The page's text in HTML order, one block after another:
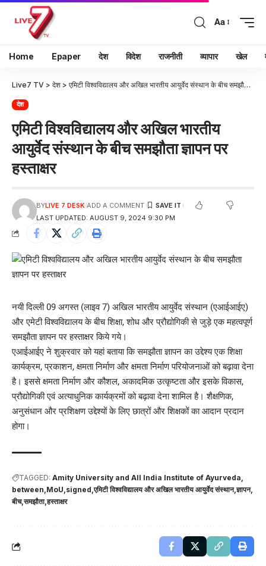
Aa
Home Epaper देश विदेश राजनीती व्यापार खेल
Live7 TV > देश > एमिटी विश्वविद्यालय और अखिल भारतीय आयुर्वेद संस्थान के बीच समझौता ज्ञापन पर हस्ताक्षर
देश
एमिटी विश्वविद्यालय और अखिल भारतीय
आयुर्वेद संस्थान के बीच समझौता ज्ञापन पर
हस्ताक्षर
LAST UPDATED: AUGUST 9, 2024 9:30 PM
BYLIVE 7 DESK ADD A COMMENT
नयी दिल्ली 09 अगस्त (लाइव 7) अखिल भारतीय आयुर्वेद संस्थान (एआईआईए)
और एमेटी विश्वविद्यालय के बीच शिक्षा, शोध और प्रौद्योगिकी से जुड़े एक महत्वपूर्ण
समझौता ज्ञापन पर हस्ताक्षर किये गये।
एआईआईए ने शुक्रवार को यहां बताया कि समझौता ज्ञापन का उद्देश्य एक शिक्षा
कार्यक्रम, प्रकाशन, क्षमता निर्माण और क्षमता निर्माण परियोजनाओं को बढ़ावा देना
है। इससे क्षमता निर्माण और कौशल, अकादमिक उत्कृष्टता और इसके विकास,
प्रौद्योगिकी एवं अत्याधुनिक कार्यक्रमों को बढ़ावा देना शामिल है। शैक्षणिक,
अनुसंधान और प्रशिक्षण उद्देश्यों के लिए छात्रों और शिक्षकों का आदान प्रदान
होगा।
TAGGED: Amity University and All India Institute of Ayurveda
between MoU signed एमिटी विश्वविद्यालय और अखिल भारतीय आयुर्वेद संस्थान ज्ञापन
बीच समझौता हस्ताक्षर